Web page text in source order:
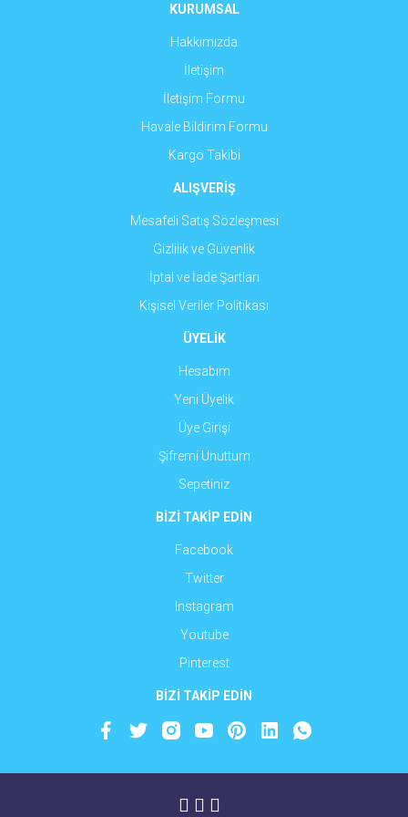
Ürün fiyatı diğer sitelerden daha pahalı.
Gönder
KURUMSAL
Hakkımızda
İletişim
İletişim Formu
Havale Bildirim Formu
Kargo Takibi
ALIŞVERİŞ
Mesafeli Satış Sözleşmesi
Gizlilik ve Güvenlik
İptal ve İade Şartları
Kişisel Veriler Politikası
ÜYELİK
Hesabım
Yeni Üyelik
Üye Girişi
Şifremi Unuttum
Sepetiniz
BİZİ TAKİP EDİN
Facebook
Twitter
Instagram
Youtube
Pinterest
BİZİ TAKİP EDİN